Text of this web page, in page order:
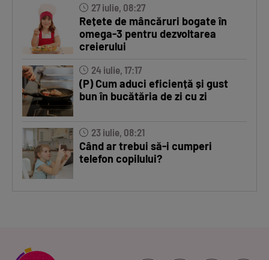
27 iulie, 08:27
Rețete de mâncăruri bogate în
omega-3 pentru dezvoltarea
creierului
24 iulie, 17:17
(P) Cum aduci eficiență și gust
bun în bucătăria de zi cu zi
23 iulie, 08:21
Când ar trebui să-i cumperi
telefon copilului?